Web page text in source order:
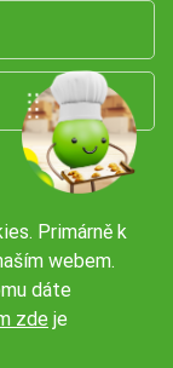
Primárně k
webem.
dáte
zde je